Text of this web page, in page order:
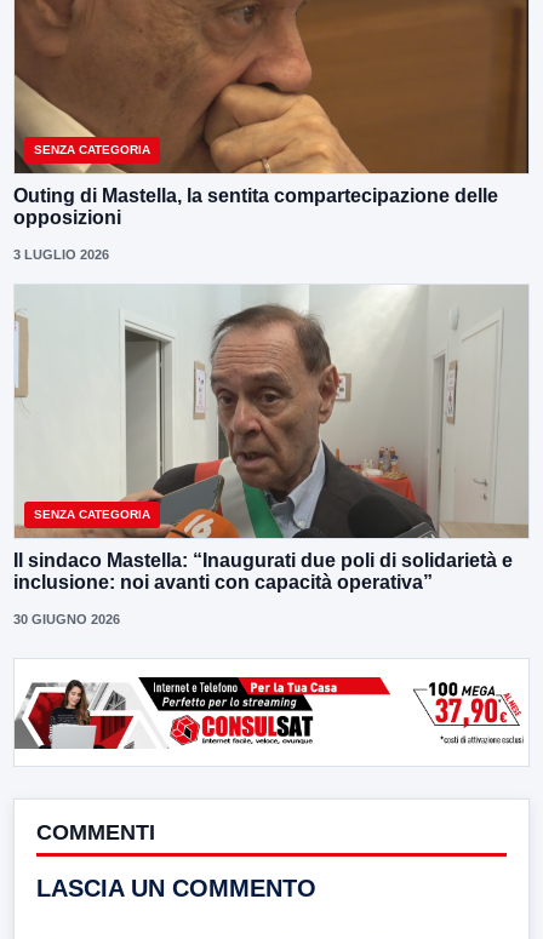
SENZA CATEGORIA
Outing di Mastella, la sentita compartecipazione delle
opposizioni
3 LUGLIO 2026
SENZA CATEGORIA
Il sindaco Mastella: “Inaugurati due poli di solidarietà e
inclusione: noi avanti con capacità operativa”
30 GIUGNO 2026
COMMENTI
LASCIA UN COMMENTO